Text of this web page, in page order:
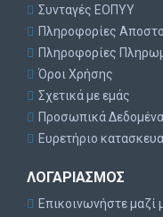
Συνταγές ΕΟΠΥΥ
Πληροφορίες
Πληροφορίες
Όροι Χρήσης
Σχετικά με εμάς
Προσωπικά Δεδομένα
Ευρετήριο
ΛΟΓΑΡΙΑΣΜΌΣ
Επικοινωνήστε μαζί